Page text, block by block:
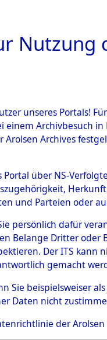
und
0176
Nutzung
unseres Portals!
Archivbesuch
Archives
Portal über NS-
und Parteien oder
persönlich dafür
Belange Dritter
Der ITS
gemacht
Sie beispielsweiser
Daten nicht
der Arolsen